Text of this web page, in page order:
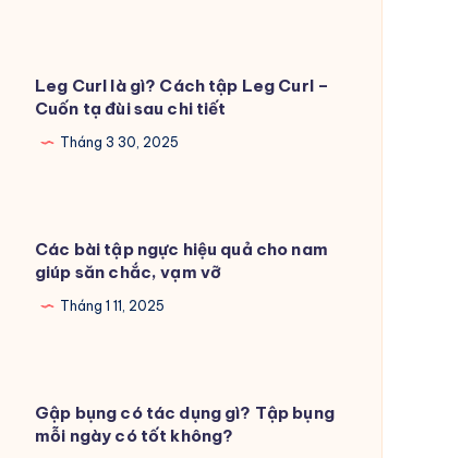
Leg Curl là gì? Cách tập Leg Curl –
Cuốn tạ đùi sau chi tiết
Tháng 3 30, 2025
Các bài tập ngực hiệu quả cho nam
giúp săn chắc, vạm vỡ
Tháng 1 11, 2025
Gập bụng có tác dụng gì? Tập bụng
mỗi ngày có tốt không?